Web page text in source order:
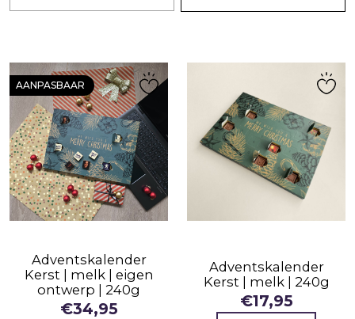
AANPASBAAR
Adventskalender
Kerst | melk | eigen
ontwerp | 240g
€34,95
Adventskalender
Kerst | melk | 240g
€17,95